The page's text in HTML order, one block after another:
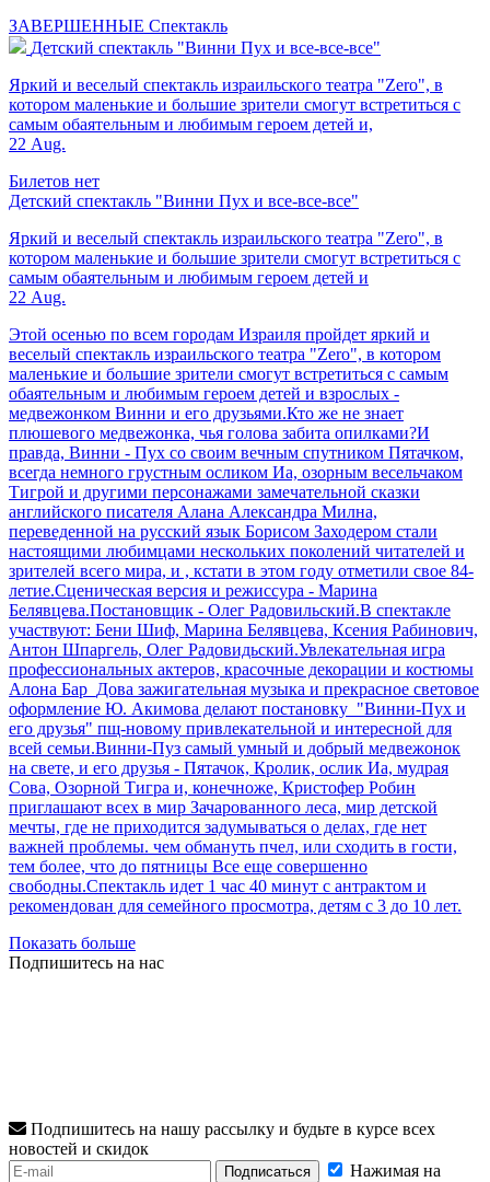
ЗАВЕРШЕННЫЕ Спектакль
Детский спектакль "Винни Пух и все-все-все"
Яркий и веселый спектакль израильского театра "Zero", в
котором маленькие и большие зрители смогут встретиться с
самым обаятельным и любимым героем детей и,
22 Aug.
Билетов нет
Детский спектакль "Винни Пух и все-все-все"
Яркий и веселый спектакль израильского театра "Zero", в
котором маленькие и большие зрители смогут встретиться с
самым обаятельным и любимым героем детей и
22 Aug.
Этой осенью по всем городам Израиля пройдет яркий и
веселый спектакль израильского театра "Zero", в котором
маленькие и большие зрители смогут встретиться с самым
обаятельным и любимым героем детей и взрослых -
медвежонком Винни и его друзьями.Кто же не знает
плюшевого медвежонка, чья голова забита опилками?И
правда, Винни - Пух со своим вечным спутником Пятачком,
всегда немного грустным осликом Иа, озорным весельчаком
Тигрой и другими персонажами замечательной сказки
английского писателя Алана Александра Милна,
переведенной на русский язык Борисом Заходером стали
настоящими любимцами нескольких поколений читателей и
зрителей всего мира, и , кстати в этом году отметили свое 84-
летие.Сценическая версия и режиссура - Марина
Белявцева.Постановщик - Олег Радовильский.В спектакле
участвуют: Бени Шиф, Марина Белявцева, Ксения Рабинович,
Антон Шпаргель, Олег Радовидьский.Увлекательная игра
профессиональных актеров, красочные декорации и костюмы
Алона Бар_Дова зажигательная музыка и прекрасное световое
оформление Ю. Акимова делают постановку "Винни-Пух и
его друзья" пщ-новому привлекательной и интересной для
всей семьи.Винни-Пуз самый умный и добрый медвежонок
на свете, и его друзья - Пятачок, Кролик, ослик Иа, мудрая
Сова, Озорной Тигра и, конечноже, Кристофер Робин
приглашают всех в мир Зачарованного леса, мир детской
мечты, где не приходится задумываться о делах, где нет
важней проблемы. чем обмануть пчел, или сходить в гости,
тем более, что до пятницы Все еще совершенно
свободны.Спектакль идет 1 час 40 минут с антрактом и
рекомендован для семейного просмотра, детям с 3 до 10 лет.
Показать больше
Подпишитесь на нас
Подпишитесь на нашу рассылку и будьте в курсе всех
новостей и скидок
Подписаться
Нажимая на